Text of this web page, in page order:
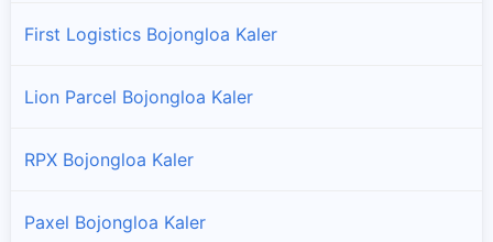
First Logistics Bojongloa Kaler
Lion Parcel Bojongloa Kaler
RPX Bojongloa Kaler
Paxel Bojongloa Kaler